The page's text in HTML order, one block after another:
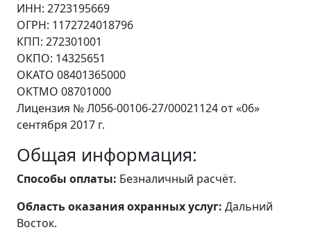
ИНН: 2723195669
ОГРН: 1172724018796
КПП: 272301001
ОКПО: 14325651
ОКАТО 08401365000
ОКТМО 08701000
Лицензия № Л056-00106-27/00021124 от «06»
сентября 2017 г.
Общая информация:
Способы оплаты: Безналичный расчёт.
Область оказания охранных услуг: Дальний
Восток.